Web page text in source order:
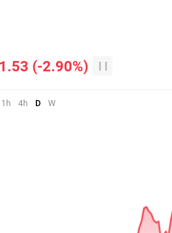
(-2.90%)
1h 4h D W